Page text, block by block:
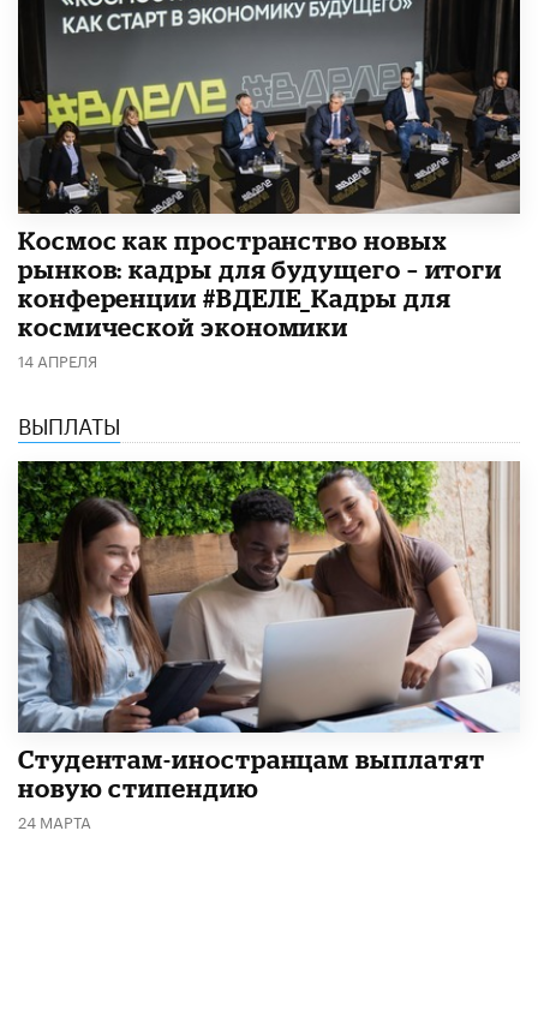
Космос как пространство новых
рынков: кадры для будущего – итоги
конференции #ВДЕЛЕ_Кадры для
космической экономики
14 АПРЕЛЯ
ВЫПЛАТЫ
Студентам-иностранцам выплатят
новую стипендию
24 МАРТА